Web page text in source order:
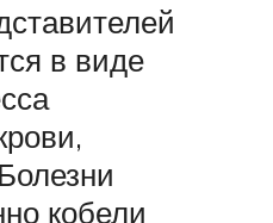
в виде
кобели